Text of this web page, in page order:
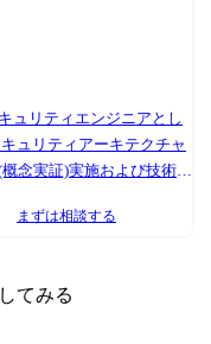
ンジ
テム機能設計、システム
インターフェース・デー
済
/保守開発プロジェクトに
、要件定義/運用構築等の
基盤の構築検討支援 業務
ュリティエンジニアとし
念実証)実施および技術評
スの導入・展開支援
等) ・顧客
的な深さの両方が求めら
まずは相談する
てみる